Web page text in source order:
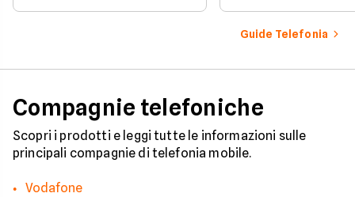
di casa o lavoro.
tentativi di truffa.
come il tuo numero
nelle mani dei call
efficaci per
riconoscere i
pericolo e a usare gli
strumenti giusti per
bloccare finalmente
contatti
Guide Telefonia
Compagnie telefoniche
Scopri i prodotti e leggi tutte le informazioni sulle
principali compagnie di telefonia mobile.
Vodafone